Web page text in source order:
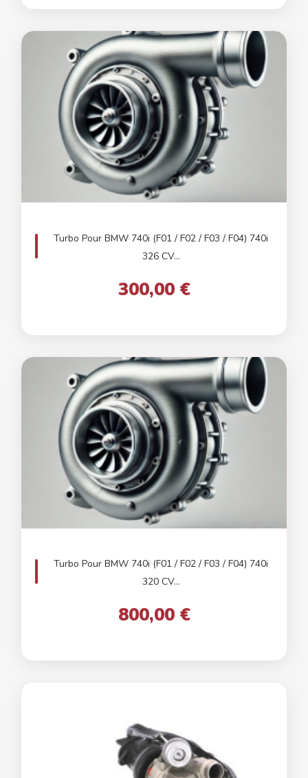
Turbo Pour BMW 740i (F01 / F02 / F03 / F04) 740i
326 CV...
300,00 €
Turbo Pour BMW 740i (F01 / F02 / F03 / F04) 740i
320 CV...
800,00 €